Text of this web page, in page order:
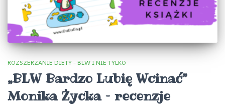
ROZSZERZANIE DIETY - BLW I NIE TYLKO
„BLW Bardzo Lubię Wcinać”
Monika Życka – recenzje